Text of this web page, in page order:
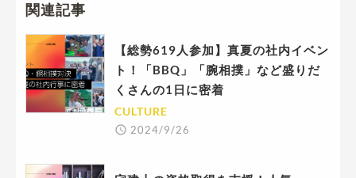
関連記事
【総勢619人参加】真夏の社内イベン
ト！「BBQ」「腕相撲」など盛りだ
くさんの1日に密着
CULTURE
2024/9/26